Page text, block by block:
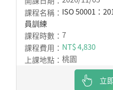
ISO 50001：
員訓練
7
NT$ 4,830
桃園
立